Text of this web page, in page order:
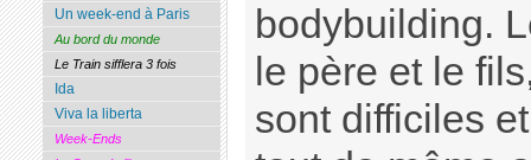
bodybuilding.
le père et le
sont difficiles
Un week-end à Paris
Au bord du monde
Le Train sifflera 3 fois
Ida
Viva la liberta
Week-Ends